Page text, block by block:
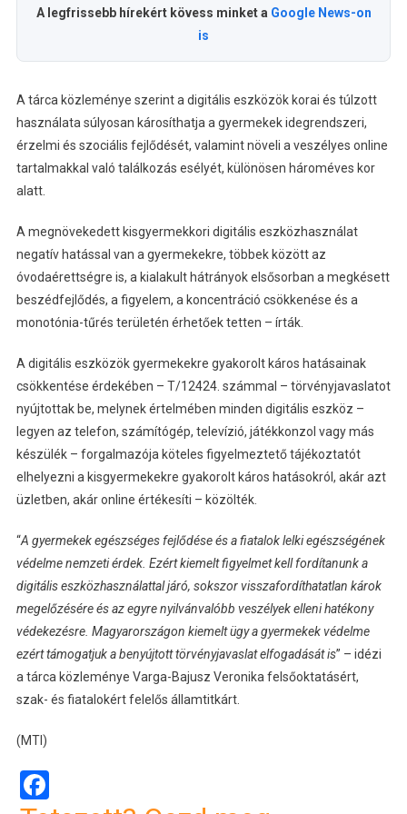
A legfrissebb hírekért kövess minket a Google News-on
is
A tárca közleménye szerint a digitális eszközök korai és túlzott
használata súlyosan károsíthatja a gyermekek idegrendszeri,
érzelmi és szociális fejlődését, valamint növeli a veszélyes online
tartalmakkal való találkozás esélyét, különösen hároméves kor
alatt.
A megnövekedett kisgyermekkori digitális eszközhasználat
negatív hatással van a gyermekekre, többek között az
óvodaérettségre is, a kialakult hátrányok elsősorban a megkésett
beszédfejlődés, a figyelem, a koncentráció csökkenése és a
monotónia-tűrés területén érhetőek tetten – írták.
A digitális eszközök gyermekekre gyakorolt káros hatásainak
csökkentése érdekében – T/12424. számmal – törvényjavaslatot
nyújtottak be, melynek értelmében minden digitális eszköz –
legyen az telefon, számítógép, televízió, játékkonzol vagy más
készülék – forgalmazója köteles figyelmeztető tájékoztatót
elhelyezni a kisgyermekekre gyakorolt káros hatásokról, akár azt
üzletben, akár online értékesíti – közölték.
“A gyermekek egészséges fejlődése és a fiatalok lelki egészségének
védelme nemzeti érdek. Ezért kiemelt figyelmet kell fordítanunk a
digitális eszközhasználattal járó, sokszor visszafordíthatatlan károk
megelőzésére és az egyre nyilvánvalóbb veszélyek elleni hatékony
védekezésre. Magyarországon kiemelt ügy a gyermekek védelme
ezért támogatjuk a benyújtott törvényjavaslat elfogadását is” – idézi
a tárca közleménye Varga-Bajusz Veronika felsőoktatásért,
szak- és fiatalokért felelős államtitkárt.
(MTI)
Facebook